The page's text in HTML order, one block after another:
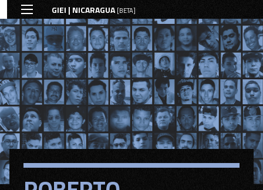
GIEI | NICARAGUA[BETA]